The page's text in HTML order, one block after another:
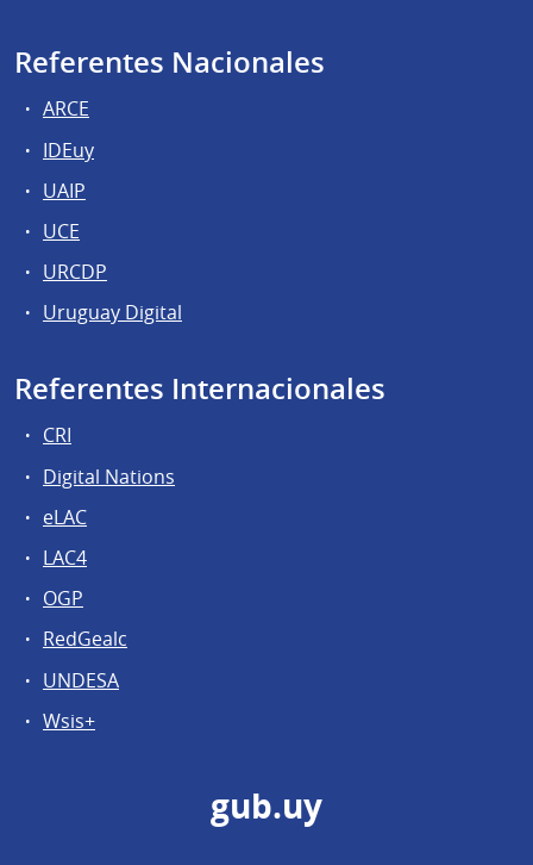
Referentes Nacionales
ARCE
IDEuy
UAIP
UCE
URCDP
Uruguay Digital
Referentes Internacionales
CRI
Digital Nations
eLAC
LAC4
OGP
RedGealc
UNDESA
Wsis+
gub.uy